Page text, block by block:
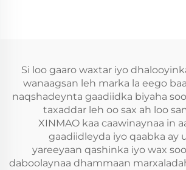
Si loo gaaro waxtar iyo
wanaagsan leh marka la eego
naqshadeynta gaadiidka biyaha
taxaddar leh oo sax ah loo
XINMAO kaa caawinaynaa in
gaadiidleyda iyo qaabka ay
yareeyaan qashinka iyo wax
daboolaynaa dhammaan